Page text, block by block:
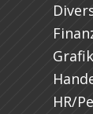
HR/